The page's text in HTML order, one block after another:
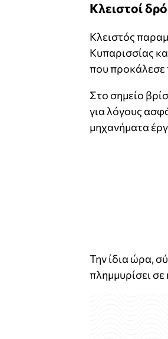
Κλειστοί
Κλειστός
Κυπαρισσίας
που προκάλεσε
Στο σημείο
για λόγους
μηχανήματα
Την ίδια ώρα,
πλημμυρίσει